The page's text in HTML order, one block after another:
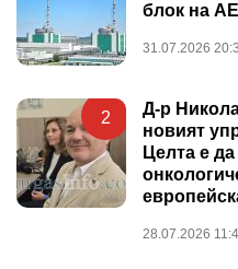
блок на
31.07.2026
2
Д-р
новият
Целта е
28.07.2026